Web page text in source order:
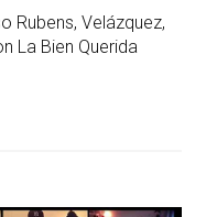
Rubens, Velázquez,
La Bien Querida